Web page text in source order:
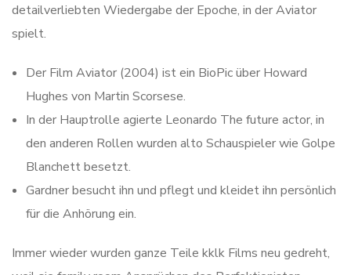
detailverliebten Wiedergabe der Epoche, in der Aviator
spielt.
Der Film Aviator (2004) ist ein BioPic über Howard
Hughes von Martin Scorsese.
In der Hauptrolle agierte Leonardo The future actor, in
den anderen Rollen wurden alto Schauspieler wie Golpe
Blanchett besetzt.
Gardner besucht ihn und pflegt und kleidet ihn persönlich
für die Anhörung ein.
Immer wieder wurden ganze Teile kklk Films neu gedreht,